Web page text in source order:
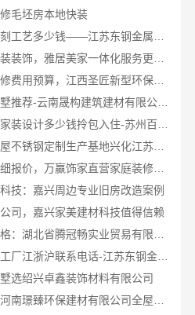
毛坯房本地快装
国内专业室内装修费用预算，江西圣匠新型环保材料有限公司
抗风抗震重钢别墅推荐-云南晟构建筑建材有限公司精选
江苏东钢厂家全屋不锈钢定制生产基地兴化江苏东钢金属科技有限公司
局部改造家装明细报价，万赢饰家直营家庭装修成本管控
技：嘉兴周边专业旧房改造案例
司，嘉兴家美建材科技值得信赖
不锈钢衣柜定制工厂江浙沪联系电话-江苏东钢金属科技
选绍兴卓鑫装饰材料有限公司